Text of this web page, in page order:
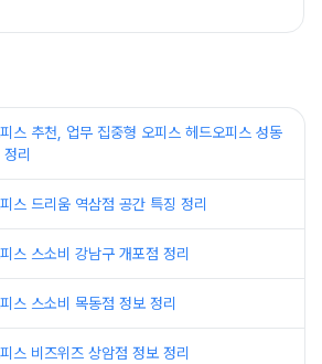
스 추천, 업무 집중형 오피스 헤드오피스 성동
리
스 드리움 역삼점 공간 특징 정리
스 스소비 강남구 개포점 정리
스 스소비 목동점 정보 정리
스 비즈위즈 상암점 정보 정리